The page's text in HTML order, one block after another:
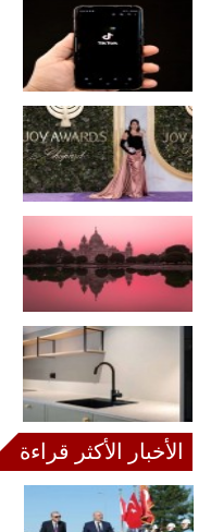
الأخبار الأكثر قراءة